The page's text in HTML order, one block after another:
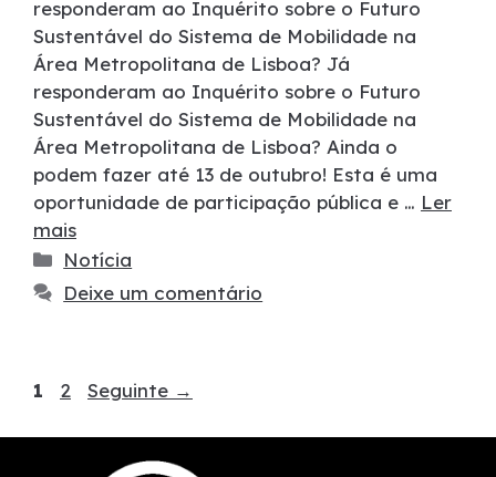
responderam ao Inquérito sobre o Futuro
Sustentável do Sistema de Mobilidade na
Área Metropolitana de Lisboa? Já
responderam ao Inquérito sobre o Futuro
Sustentável do Sistema de Mobilidade na
Área Metropolitana de Lisboa? Ainda o
podem fazer até 13 de outubro! Esta é uma
oportunidade de participação pública e … Ler
mais
Notícia
Deixe um comentário
1 2 Seguinte →